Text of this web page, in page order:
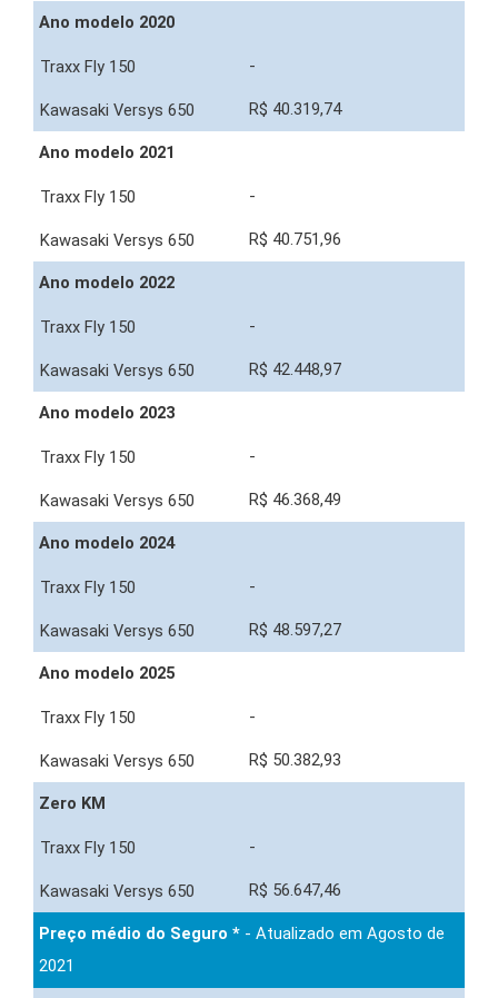
Ano modelo 2020
-
R$ 40.319,74
Ano modelo 2021
-
R$ 40.751,96
Ano modelo 2022
-
R$ 42.448,97
Ano modelo 2023
-
R$ 46.368,49
Ano modelo 2024
-
R$ 48.597,27
Ano modelo 2025
-
R$ 50.382,93
Zero KM
-
R$ 56.647,46
Preço médio do Seguro * - Atualizado em Agosto de
2021